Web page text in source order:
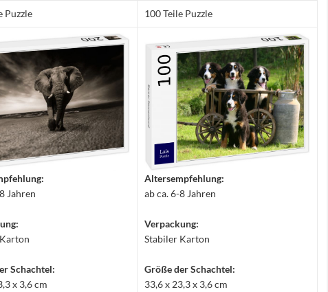
Puzzle 100 Teile Puzzle
Jahren
Schachtel:
x 3,6 cm
Altersempfehlung:
ab ca. 6-8 Jahren
Verpackung:
Stabiler Karton
Größe der Schachtel:
33,6 x 23,3 x 3,6 cm